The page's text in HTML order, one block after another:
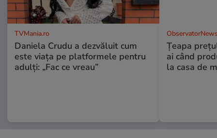
TVMania.ro
Daniela Crudu a dezvăluit cum
este viața pe platformele pentru
adulți: „Fac ce vreau”
Țeapa
ai când
la casa de